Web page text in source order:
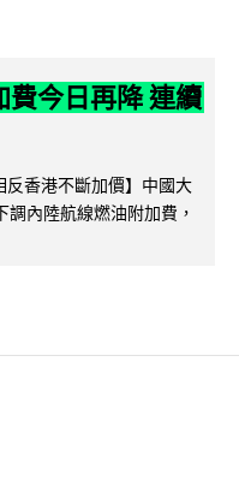
費今日再降 連續
反香港不斷加價】中國大
內陸航線燃油附加費，